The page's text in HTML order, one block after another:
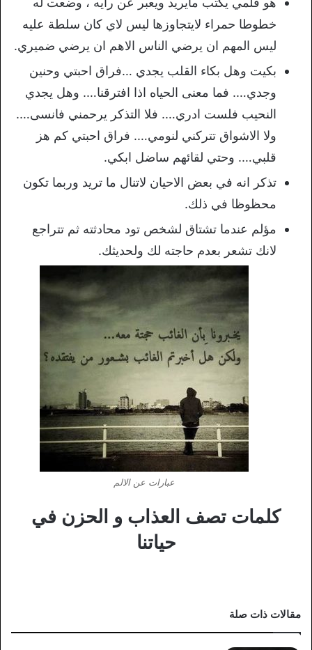
خطوطا حمراء لايتجاوزها ليس لاي كان سلطة عليه
ليس المهم ان يرضي الناس الاهم ان يرضي ضميري.
بكيت وهل بكاء القلب يجدي …فراق احبتي وحنين
وجدي…. فما معنى الحياه اذا افترقنا…. وهل يجدي
النحيب فلست ادري…. فلا التذكر يرحمني فانسى….
ولا الاشواق تتركني لنومي…. فراق احبتي كم هز
قلبي…. وحتي لقائهم ساضل ابكي.
تذكر انه في بعض الاحيان لاتنال ما تريد وربما تكون
محظوظا في ذلك.
مؤلم عندما تشتاق لشخص تود محادثته ثم تتراجع
لانك تشعر بعدم حاجته لك ولحديثك.
عبارات عن الالم
كلمات تصف العذاب و الحزن في
حياتنا
مقالات ذات صلة